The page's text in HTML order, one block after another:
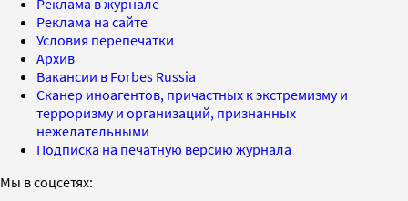
Реклама на сайте
Условия перепечатки
Архив
Вакансии в Forbes Russia
Сканер иноагентов, причастных к экстремизму и
терроризму и организаций, признанных
нежелательными
Подписка на печатную версию журнала
Мы в соцсетях: